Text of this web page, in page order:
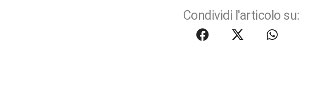
Condividi l'articolo su: